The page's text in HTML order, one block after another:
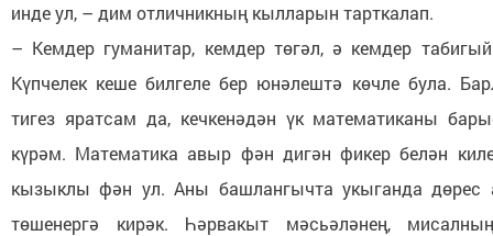
инде ул, – дим отличникның кылларын тарткалап.
– Кемдер гуманитар, кемдер төгәл, ә кемдер
Күпчелек кеше билгеле бер юнәлештә көчле була.
тигез яратсам да, кечкенәдән үк математиканы
күрәм. Математика авыр фән дигән фикер белән
кызыклы фән ул. Аны башлангычта укыганда дөрес
төшенергә кирәк. Һәрвакыт мәсьәләнең,